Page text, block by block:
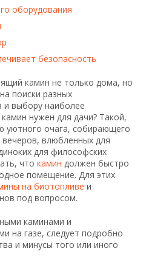
оборудования
безопасность
камин не только дома, но
поиски разных
и выбору наиболее
нужен для дачи? Такой,
уютного очага, собирающего
влюбленных для
для философских
что камин должен быстро
помещение. Для этих
на биотопливе и
под вопросом.
каминами и
на газе, следует подробно
и минусы того или иного